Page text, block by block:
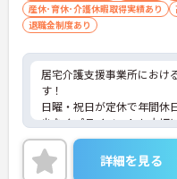
産休･育休･介護休暇取得実績あり
退職金制度あり
居宅介護支援事業所におけ
す！
日曜・祝日が定休で年間休
少なくプライベートも大切
す！
ご興味ある方には、面接の
細をお話致しますのでお気
詳細を見る